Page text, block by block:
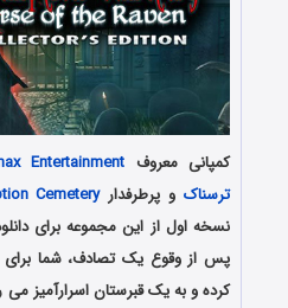
کمپانی معروف Entertainment
ترسناک و پرطرفدارCemetery
نسخه اول از این مجموعه برای
پس از وقوع یک تصادف، شما
کرده و به یک قبرستان اسرارآمیز